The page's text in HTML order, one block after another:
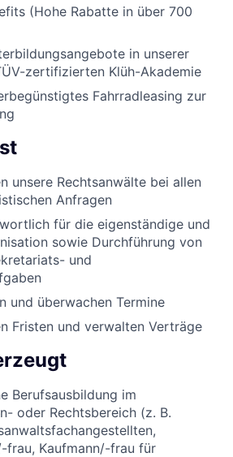
(Hohe Rabatte in über 700
in unserer
zertifizierten Klüh-Akademie
Fahrradleasing zur
unsere Rechtsanwälte bei allen
Anfragen
für die eigenständige und
sowie Durchführung von
und
und überwachen Termine
Fristen und verwalten Verträge
Berufsausbildung im
oder Rechtsbereich (z. B.
frau, Kaufmann/-frau für